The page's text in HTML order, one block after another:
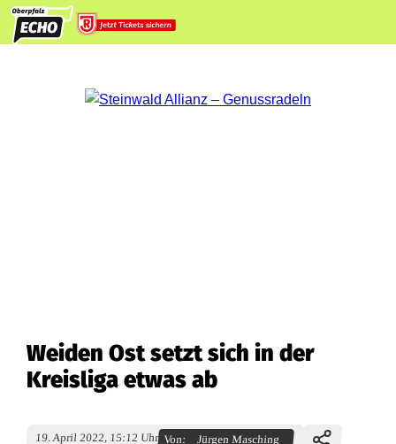
Weiden Ost setzt sich in der
Kreisliga etwas ab
19. April 2022, 15:12 Uhr Von: Jürgen Masching